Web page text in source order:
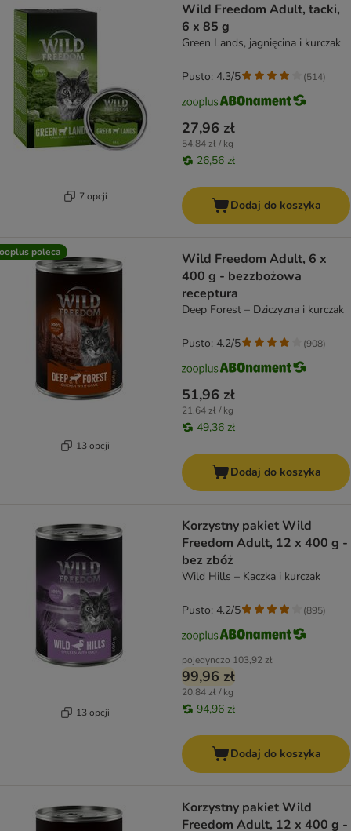
7 opcji
Wild Freedom Adult, tacki,
6 x 85 g
Green Lands, jagnięcina i kurczak
27,96 zł
54,84 zł / kg
26,56 zł
Pusto: 4.3/5 (514)
Dodaj do koszyka
poleca
13 opcji
Wild Freedom Adult, 6 x
400 g - bezzbożowa
receptura
Deep Forest – Dziczyzna i kurczak
51,96 zł
21,64 zł / kg
49,36 zł
Pusto: 4.2/5 (908)
Dodaj do koszyka
13 opcji
Korzystny pakiet Wild
Freedom Adult, 12 x 400 g -
bez zbóż
Wild Hills – Kaczka i kurczak
pojedynczo 103,92 zł
99,96 zł
20,84 zł / kg
94,96 zł
Pusto: 4.2/5 (895)
Dodaj do koszyka
Korzystny pakiet Wild
Freedom Adult, 12 x 400 g -